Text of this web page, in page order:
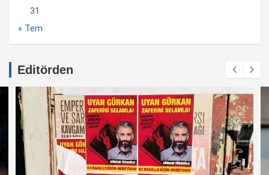
31
« Tem
Editörden